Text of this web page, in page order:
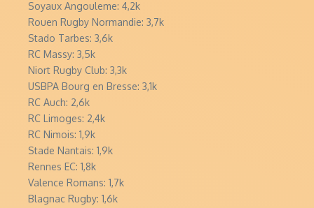
Soyaux Angouleme: 4,2k
Rouen Rugby Normandie: 3,7k
Stado Tarbes: 3,6k
RC Massy: 3,5k
Niort Rugby Club: 3,3k
USBPA Bourg en Bresse: 3,1k
RC Auch: 2,6k
RC Limoges: 2,4k
RC Nimois: 1,9k
Stade Nantais: 1,9k
Rennes EC: 1,8k
Valence Romans: 1,7k
Blagnac Rugby: 1,6k